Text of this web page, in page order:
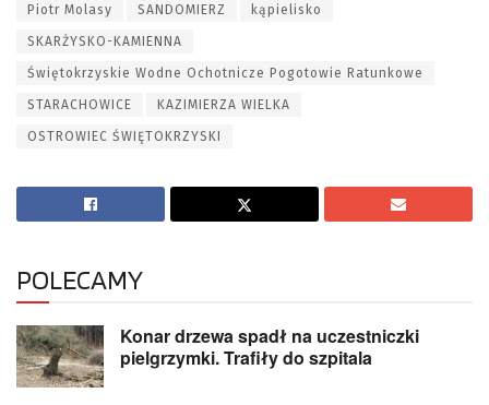
Piotr Molasy SANDOMIERZ kąpielisko
SKARŻYSKO-KAMIENNA
Świętokrzyskie Wodne Ochotnicze Pogotowie Ratunkowe
STARACHOWICE KAZIMIERZA WIELKA
OSTROWIEC ŚWIĘTOKRZYSKI
POLECAMY
Konar drzewa spadł na uczestniczki
pielgrzymki. Trafiły do szpitala